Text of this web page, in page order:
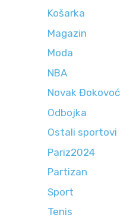
Košarka
Magazin
Moda
NBA
Novak Đokovoć
Odbojka
Ostali sportovi
Pariz2024
Partizan
Sport
Tenis